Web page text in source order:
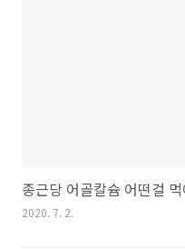
종근당 어골칼슘 어떤걸
2020. 7. 2.